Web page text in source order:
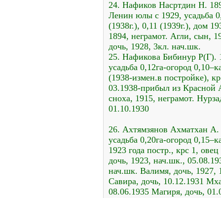
24. Нафиков Насртдин Н.
Ленин юлы с 1929, усадьба
(1938г.), 0,11 (1939г.), дом
1894, неграмот. Агли, сын,
дочь, 1928, 3кл. нач.шк.
25. Нафикова Бибинур Р(Г).
усадьба 0,12га-огород
(1938-измен.в постройке),
03.1938-прибыл из
сноха, 1915, неграмот.
01.10.1930
26. Ахтямзянов Ахматхан
усадьба 0,20га-огород
1923 года постр., крс 1,
дочь, 1923, нач.шк.,
нач.шк. Валимя, дочь, 1927,
Савира, дочь, 10.12.1931
08.06.1935 Магиря, дочь,